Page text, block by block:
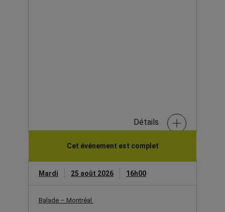
Détails
Cet événement est complet
Mardi 25 août 2026 16h00
Balade – Montréal